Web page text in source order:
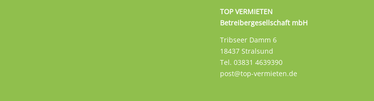
TOP VERMIETEN
Betreibergesellschaft mbH
Tribseer Damm 6
18437 Stralsund
Tel. 03831 4639390
post@top-vermieten.de